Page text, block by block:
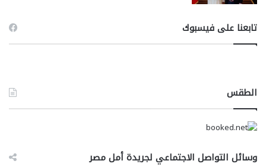
تابعنا على فيسبوك
الطقس
وسائل التواصل الاجتماعي لجريدة أمل مصر